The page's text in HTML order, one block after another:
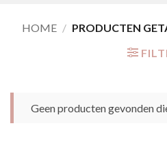
HOME / PRODUCTEN
Geen producten gevonden